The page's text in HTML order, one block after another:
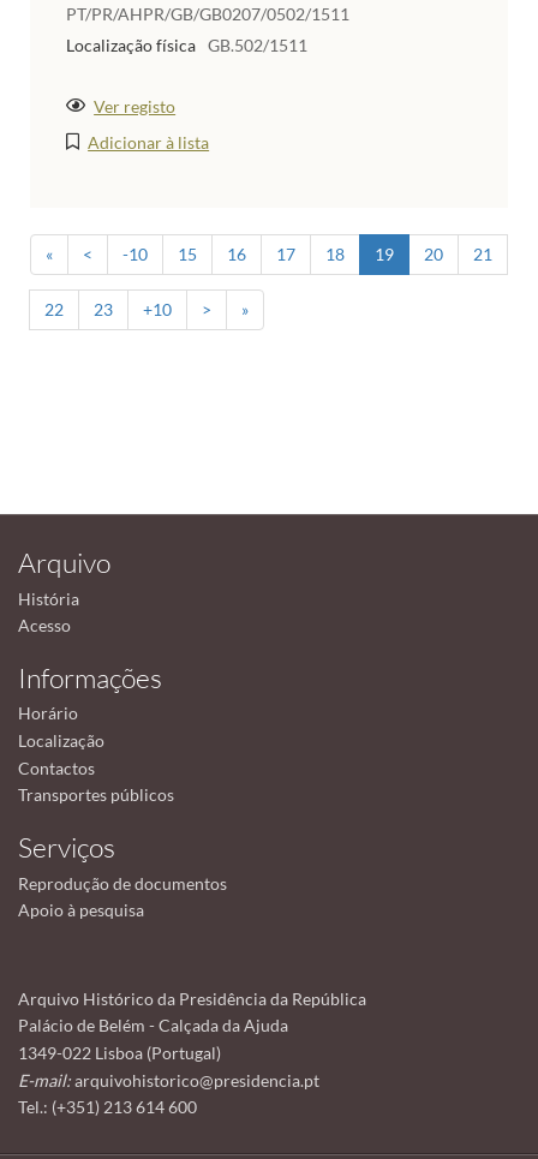
PT/PR/AHPR/GB/GB0207/0502/1511
Localização física GB.502/1511
Ver registo
Adicionar à lista
« < -10 15 16 17 18 19 20 21
22 23 +10 > »
Arquivo
História
Acesso
Informações
Horário
Localização
Contactos
Transportes públicos
Serviços
Reprodução de documentos
Apoio à pesquisa
Arquivo Histórico da Presidência da República
Palácio de Belém - Calçada da Ajuda
1349-022 Lisboa (Portugal)
E-mail:arquivohistorico@presidencia.pt
Tel.: (+351) 213 614 600